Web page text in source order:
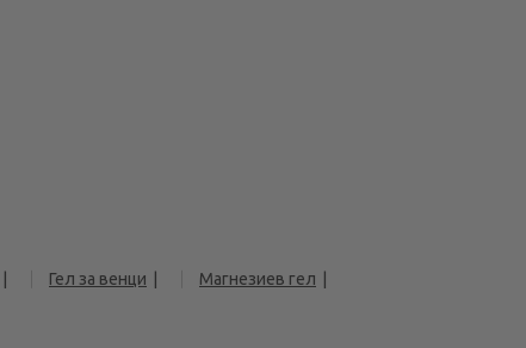
Гел за венци
Магнезиев гел